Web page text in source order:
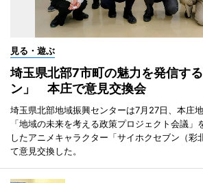
見る・遊ぶ
埼玉県北部7市町の魅力を発信す
ン」 本庄で意見交換会
埼玉県北部地域振興センターは7月27日、本庄
「地域の未来を考える政策プロジェクト会議」
したアニメキャラクター「サイホクセブン（彩
て意見交換した。